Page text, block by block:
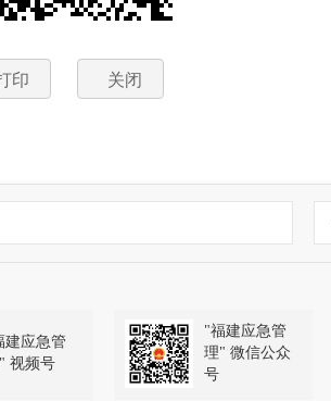
印 关闭
建应急管
视频号
"福建应急管
理" 微信公众
号